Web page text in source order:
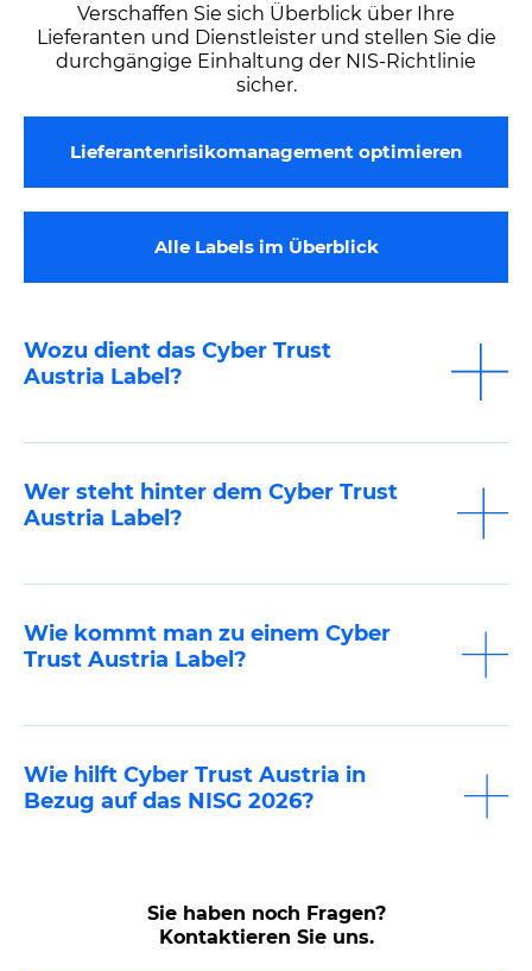
Verschaffen Sie sich Überblick über Ihre
Lieferanten und Dienstleister und stellen Sie die
durchgängige Einhaltung der NIS-Richtlinie
sicher.
Lieferantenrisikomanagement optimieren
Alle Labels im Überblick
Wozu dient das Cyber Trust
Austria Label?
Wer steht hinter dem Cyber Trust
Austria Label?
Wie kommt man zu einem Cyber
Trust Austria Label?
Wie hilft Cyber Trust Austria in
Bezug auf das NISG 2026?
Sie haben noch Fragen?
Kontaktieren Sie uns.